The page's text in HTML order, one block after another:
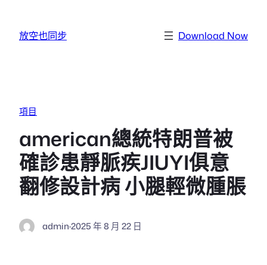
放空也同步 Download Now
項目
american總統特朗普被
確診患靜脈疾JIUYI俱意
翻修設計病 小腿輕微腫脹
admin·2025 年 8 月 22 日